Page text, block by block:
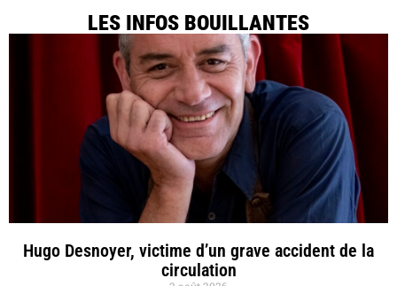
LES INFOS BOUILLANTES
Hugo Desnoyer, victime d’un grave accident de la
circulation